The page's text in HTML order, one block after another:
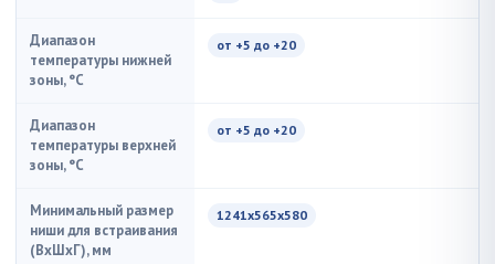
Диапазон
температуры нижней
зоны, °C
от +5 до +20
Диапазон
температуры верхней
зоны, °C
от +5 до +20
Минимальный размер
ниши для встраивания
(ВxШxГ), мм
1241x565x580